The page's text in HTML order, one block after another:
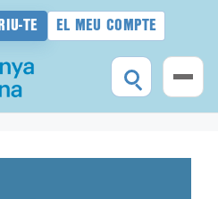
TE EL MEU COMPTE